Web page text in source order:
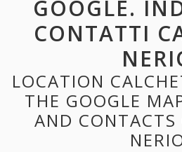
GOOGLE.
CONTATTI
LOCATION
THE GOOGLE
AND CONTACTS